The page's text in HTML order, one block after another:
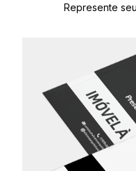
Represente